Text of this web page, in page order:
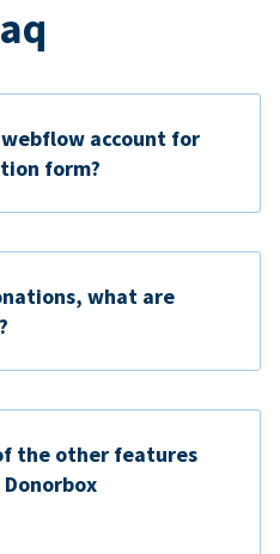
account for
form?
what are
the other features